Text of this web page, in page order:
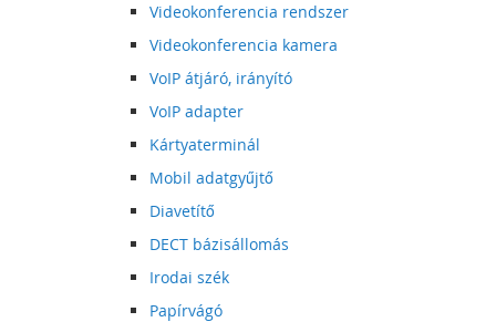
Videokonferencia rendszer
Videokonferencia kamera
VoIP átjáró, irányító
VoIP adapter
Kártyaterminál
Mobil adatgyűjtő
Diavetítő
DECT bázisállomás
Irodai szék
Papírvágó